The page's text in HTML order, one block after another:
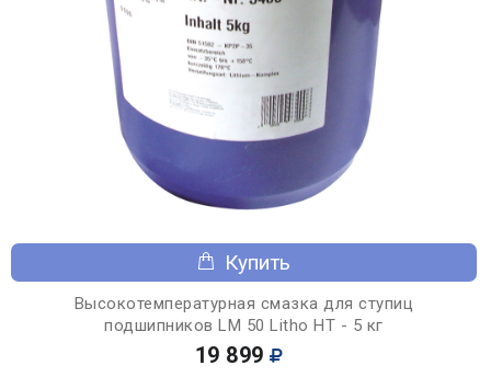
Купить
Высокотемпературная смазка для ступиц
подшипников LM 50 Litho HT - 5 кг
19 899